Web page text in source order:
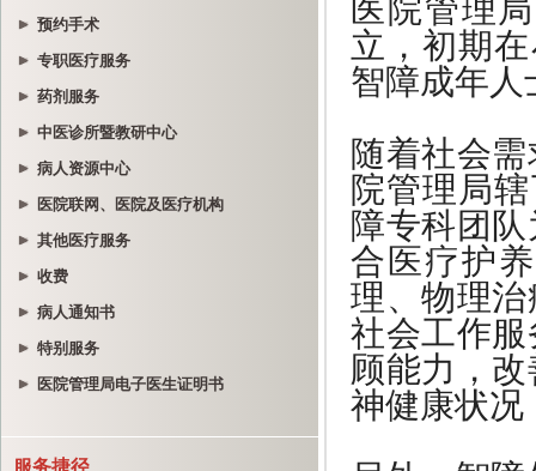
预约手术
专职医疗服务
药剂服务
中医诊所暨教研中心
病人资源中心
医院联网、医院及医疗机构
其他医疗服务
收费
病人通知书
特别服务
医院管理局电子医生证明书